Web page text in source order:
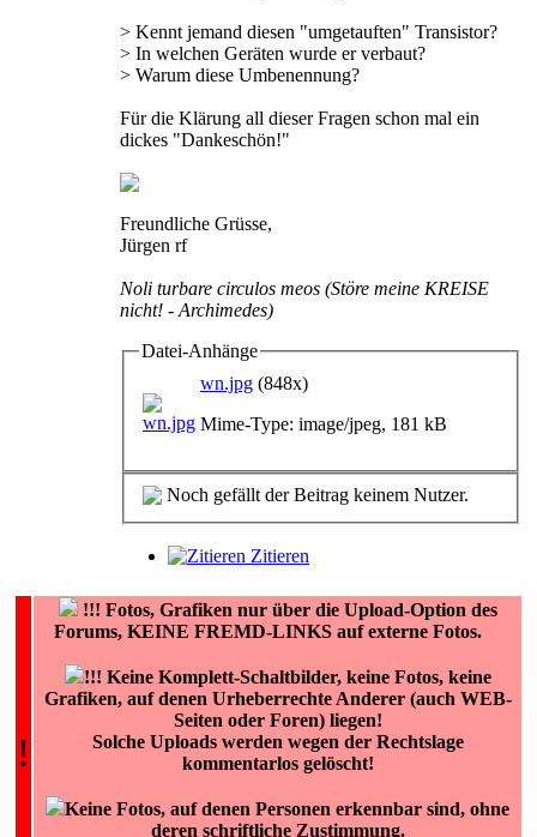
> Kennt jemand diesen "umgetauften" Transistor?
> In welchen Geräten wurde er verbaut?
> Warum diese Umbenennung?
Für die Klärung all dieser Fragen schon mal ein
dickes "Dankeschön!"
Freundliche Grüsse,
Jürgen rf
Noli turbare circulos meos (Störe meine KREISE
nicht! - Archimedes)
Datei-Anhänge
wn.jpg (848x)
Mime-Type: image/jpeg, 181 kB
Noch gefällt der Beitrag keinem Nutzer.
Zitieren
!
!!! Fotos, Grafiken nur über die Upload-Option des
Forums, KEINE FREMD-LINKS auf externe Fotos.
!!! Keine Komplett-Schaltbilder, keine Fotos, keine
Grafiken, auf denen Urheberrechte Anderer (auch WEB-
Seiten oder Foren) liegen!
Solche Uploads werden wegen der Rechtslage
kommentarlos gelöscht!
Keine Fotos, auf denen Personen erkennbar sind, ohne
deren schriftliche Zustimmung.